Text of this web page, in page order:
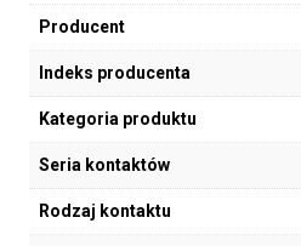
Producent
Indeks producenta
Kategoria produktu
Seria kontaktów
Rodzaj kontaktu